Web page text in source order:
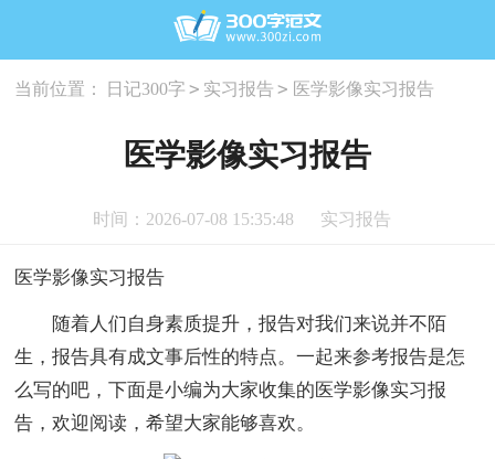
当前位置： 日记300字 > 实习报告 > 医学影像实习报告
医学影像实习报告
时间：2026-07-08 15:35:48 实习报告
医学影像实习报告
随着人们自身素质提升，报告对我们来说并不陌
生，报告具有成文事后性的特点。一起来参考报告是怎
么写的吧，下面是小编为大家收集的医学影像实习报
告，欢迎阅读，希望大家能够喜欢。